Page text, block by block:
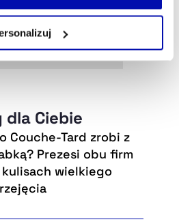
lub po wybraniu opcji
.
Ciebie
Couche-Tard zrobi z
Prezesi obu firm
wielkiego